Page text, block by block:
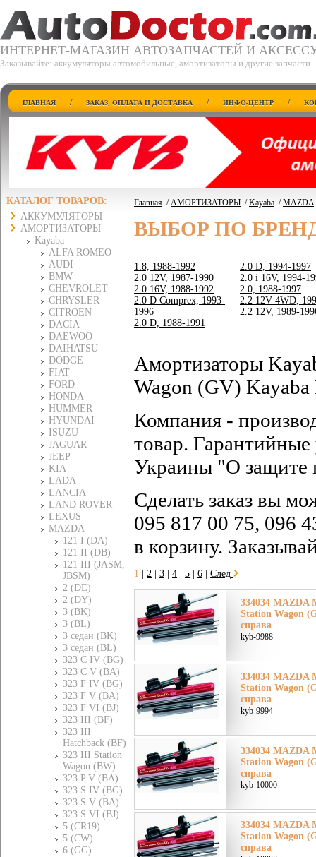
ИНТЕРНЕТ-МАГАЗИН АВТОЗАПЧАСТЕЙ И
Заказывайте: аккумуляторы автомобильные, амортизаторы и другие запчасти
ГЛАВНАЯ / ЗАКАЗ, ОПЛАТА И ДОСТАВКА / ИНФО-ЦЕНТР /
КАТАЛОГ ТОВАРОВ:
АККУМУЛЯТОРЫ
АМОРТИЗАТОРЫ
Kayaba
ALFA ROMEO
AUDI
BMW
CHEVROLET
CHRYSLER
CITROEN
DACIA
DAEWOO
DAIHATSU
DODGE
FIAT
FORD
HONDA
HUMMER
HYUNDAI
ISUZU
JAGUAR
JEEP
KIA
LADA
LANCIA
LAND ROVER
LEXUS
MAZDA
121 I (DA)
121 II (DB)
121 III (JASM,
JBSM)
2 (DE)
2 (DY)
3 (BK)
3 (BL)
3 седан (BK)
3 седан (BL)
323 C IV (BG)
323 C V (BA)
323 F IV (BG)
323 F V (BA)
323 F VI (BJ)
323 III (BF)
323 III
Hatchback (BF)
323 III Station
Wagon (BW)
323 P V (BA)
323 S IV (BG)
323 S V (BA)
323 S VI (BJ)
5 (CR19)
5 (CW)
6 (GG)
Главная /АМОРТИЗАТОРЫ /Kayaba /MAZDA
ВЫБОР ПО
1.8, 1988-1992
2.0 12V, 1987-1990
2.0 16V, 1988-1992
2.0 D Comprex, 1993-
1996
2.0 D, 1988-1991
2.0 D, 1994-1997
2.0 i 16V, 1994-
2.0, 1988-1997
2.2 12V 4WD,
2.2 12V, 1989-
Амортизаторы
Wagon (GV) Kayaba
Компания -
товар. Гарантийные
Украины "О защите
Сделать заказ вы
095 817 00 75, 096
в корзину.
1 2 3 4 5 6 След
334034 MAZDA
Station Wagon
справа
kyb-9988
334034 MAZDA
Station Wagon
справа
kyb-9994
334034 MAZDA
Station Wagon
справа
kyb-10000
334034 MAZDA
Station Wagon
справа